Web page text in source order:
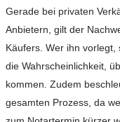
Gerade bei privaten
Anbietern, gilt der
Käufers. Wer ihn
die Wahrscheinlichkeit,
kommen. Zudem
gesamten Prozess, da